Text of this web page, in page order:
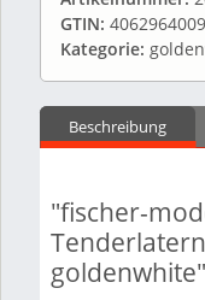
GTIN:
Kategorie:
Beschreibung
"fischer-
goldenwhite"